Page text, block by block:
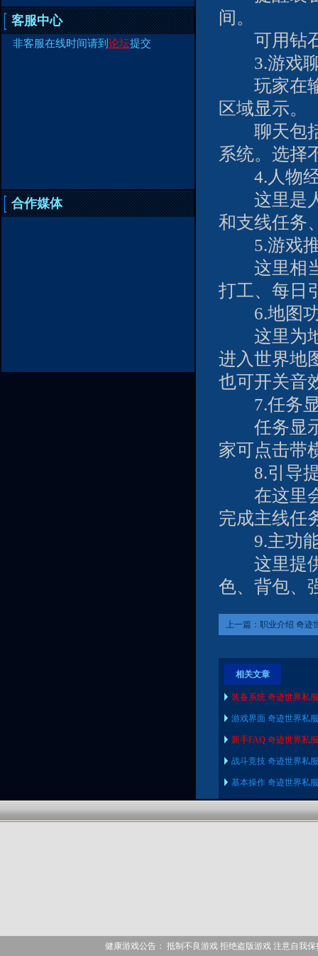
客服中心
非客服在线时间请到 论坛提交
合作媒体
间。
可用钻石
3.游戏聊
玩家在输
区域显示。
聊天包括
系统。选择
4.人物经
这里是人
和支线任务
5.游戏推
这里相当
打工、每日
6.地图功
这里为地
进入世界地
也可开关音
7.任务显
任务显示
家可点击带
8.引导提
在这里会
完成主线任
9.主功
这里提供
色、背包、
上一篇： 职业介绍 奇迹
相关文章
装备系统 奇迹世界私
游戏界面 奇迹世界私
新手FAQ 奇迹世界私
战斗竞技 奇迹世界私
基本操作 奇迹世界私
健康游戏公告： 抵制不良游戏 拒绝盗版游戏 注意自我